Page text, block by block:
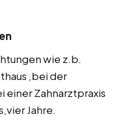
wie z.b.
,bei der
Zahnarztpraxis
Jahre.